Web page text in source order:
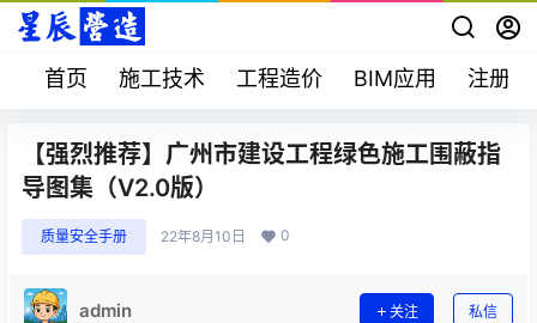
首页 施工技术 工程造价 BIM应用 注册考
【强烈推荐】广州市建设工程绿色施工围蔽指
导图集（V2.0版）
质量安全手册 22年8月10日 0
admin 关注 私信